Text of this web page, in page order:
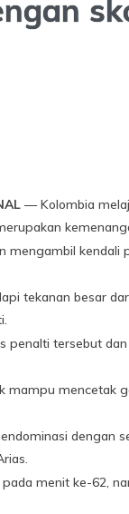
— Kolombia
mengambil
tekanan besar
penalti tersebut
mampu mencetak
menit ke-62,